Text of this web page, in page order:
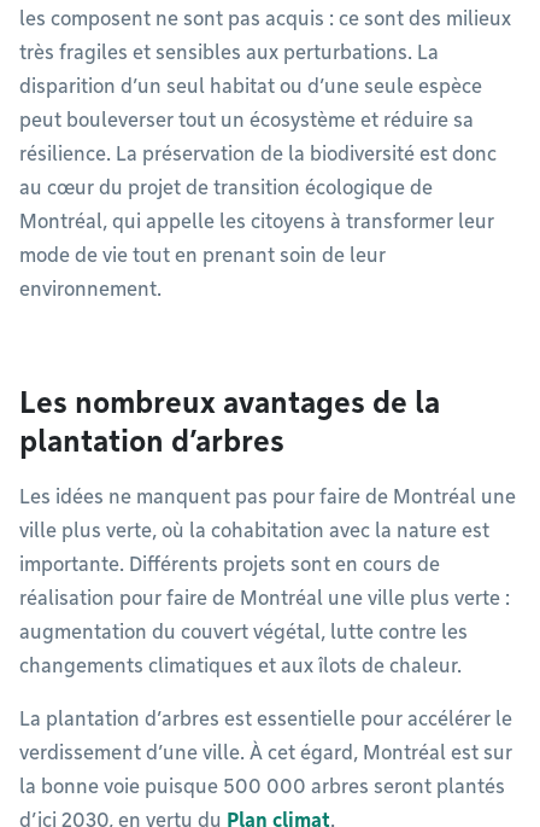
les composent ne sont pas acquis : ce sont des milieux
très fragiles et sensibles aux perturbations. La
disparition d’un seul habitat ou d’une seule espèce
peut bouleverser tout un écosystème et réduire sa
résilience. La préservation de la biodiversité est donc
au cœur du projet de transition écologique de
Montréal, qui appelle les citoyens à transformer leur
mode de vie tout en prenant soin de leur
environnement.
Les nombreux avantages de la
plantation d’arbres
Les idées ne manquent pas pour faire de Montréal une
ville plus verte, où la cohabitation avec la nature est
importante. Différents projets sont en cours de
réalisation pour faire de Montréal une ville plus verte :
augmentation du couvert végétal, lutte contre les
changements climatiques et aux îlots de chaleur.
La plantation d’arbres est essentielle pour accélérer le
verdissement d’une ville. À cet égard, Montréal est sur
la bonne voie puisque 500 000 arbres seront plantés
d’ici 2030, en vertu du Plan climat.